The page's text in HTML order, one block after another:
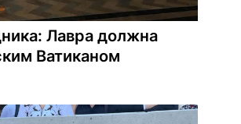
Лавра должна
Ватиканом